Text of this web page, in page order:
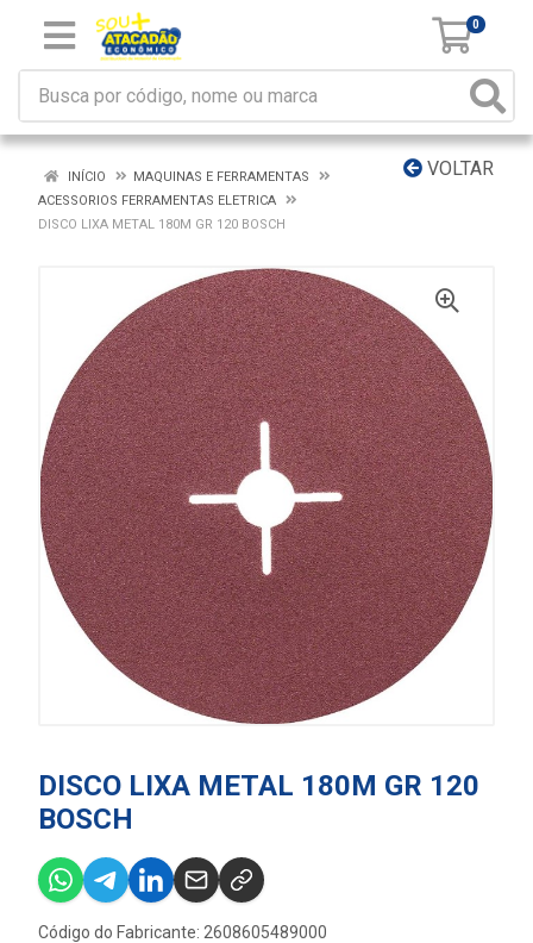
0
VOLTAR
INÍCIO
MAQUINAS E FERRAMENTAS
ACESSORIOS FERRAMENTAS ELETRICA
DISCO LIXA METAL 180M GR 120 BOSCH
DISCO LIXA METAL 180M GR 120
BOSCH
Código do Fabricante: 2608605489000